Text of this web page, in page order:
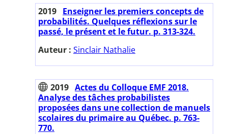
2019 Enseigner les premiers concepts de
probabilités. Quelques réflexions sur le
passé, le présent et le futur. p. 313-324.
Auteur : Sinclair Nathalie
2019 Actes du Colloque EMF 2018.
Analyse des tâches probabilistes
proposées dans une collection de manuels
scolaires du primaire au Québec. p. 763-
770.